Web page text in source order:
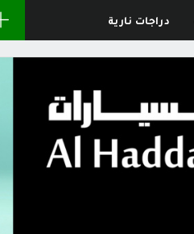
دراجات نارية